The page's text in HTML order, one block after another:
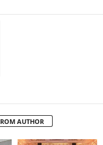
AUTHOR